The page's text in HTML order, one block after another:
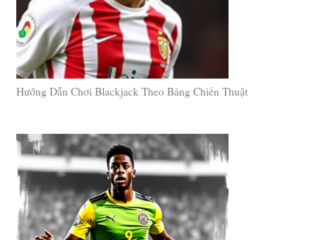
Hướng Dẫn Chơi Blackjack Theo Bảng Chiến Thuật